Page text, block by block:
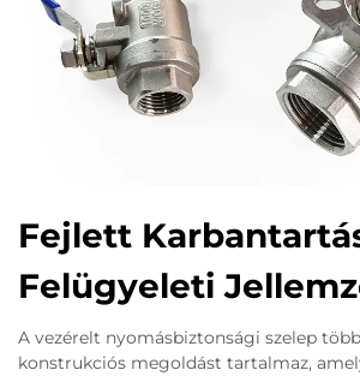
Fejlett
Felügyeleti
A vezérelt nyomásbiztonsági szelep
konstrukciós megoldást tartalmaz,